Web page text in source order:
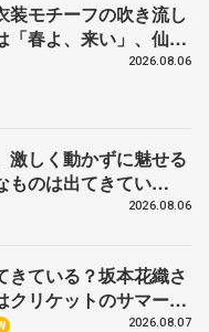
装モチーフの吹き流し
春よ、来い」、仙台
2026.08.06
激しく動かずに魅せる
ものは出てきてい
〟と慕うレジェンド
2026.08.06
きている？坂本花織さ
リケットのサマーキ
央はたくさん試合に
2026.08.07